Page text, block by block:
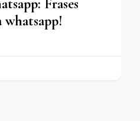
Frases
whatsapp!